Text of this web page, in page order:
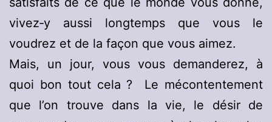
vivez‑y aussi longtemps que vous le
voudrez et de la façon que vous aimez.
Mais, un jour, vous vous demanderez, à
quoi bon tout cela ? Le mécontentement
que l’on trouve dans la vie, le désir de